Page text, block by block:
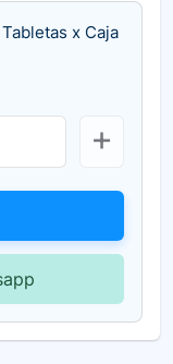
x Caja